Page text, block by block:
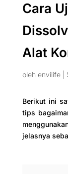
Cara
Alat
oleh envilife|
Berikut ini
tips
jelasnya